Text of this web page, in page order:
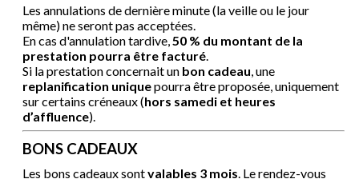
Les annulations de dernière minute (la veille ou le jour
même) ne seront pas acceptées.
En cas d'annulation tardive,50 % du montant de la
prestation pourra être facturé.
Si la prestation concernait un bon cadeau, une
replanification uniquepourra être proposée, uniquement
sur certains créneaux (hors samedi et heures
d’affluence).
BONS CADEAUX
Les bons cadeaux sontvalables 3 mois. Le rendez-vous